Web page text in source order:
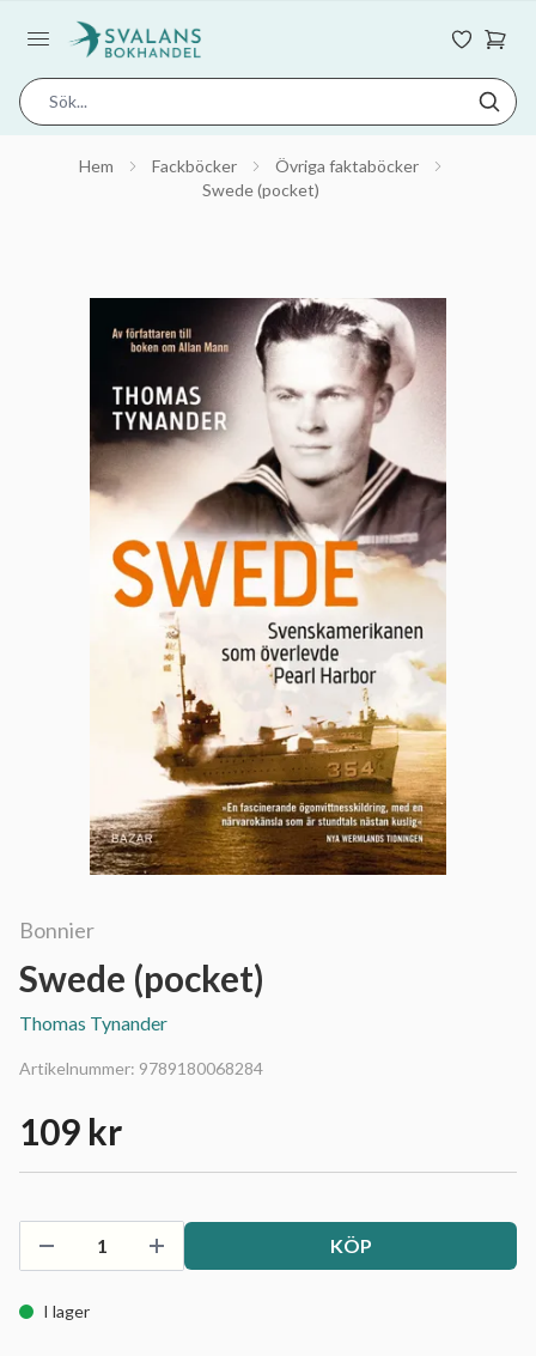
Hem Fackböcker
Övriga faktaböcker
Swede (pocket)
Bonnier
Swede (pocket)
Thomas Tynander
Artikelnummer: 9789180068284
109 kr
KÖP
I lager